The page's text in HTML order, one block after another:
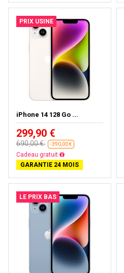
PRIX USINE
iPhone 14 128 Go ...
299,90 €
690,00 € -390,00 €
Livraison gratuite
GARANTIE 24 MOIS
LE PRIX BAS